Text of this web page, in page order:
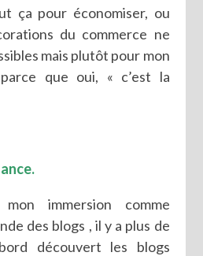
ça pour économiser, ou
du commerce ne
mais plutôt pour mon
que oui, « c’est la
immersion comme
des blogs , il y a plus de
découvert les blogs